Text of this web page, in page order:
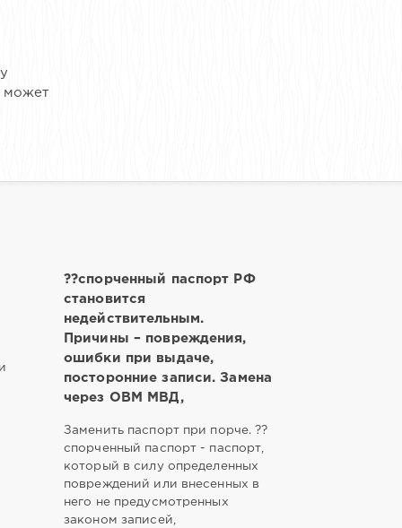
может
??спорченный паспорт РФ
становится
недействительным.
Причины – повреждения,
ошибки при выдаче,
посторонние записи. Замена
через ОВМ МВД,
Заменить паспорт при порче. ??
спорченный паспорт - паспорт,
который в силу определенных
повреждений или внесенных в
него не предусмотренных
законом записей,